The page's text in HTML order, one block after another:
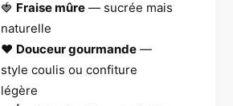
🍓 Fraise mûre — sucrée mais
naturelle
❤️ Douceur gourmande —
style coulis ou confiture
légère